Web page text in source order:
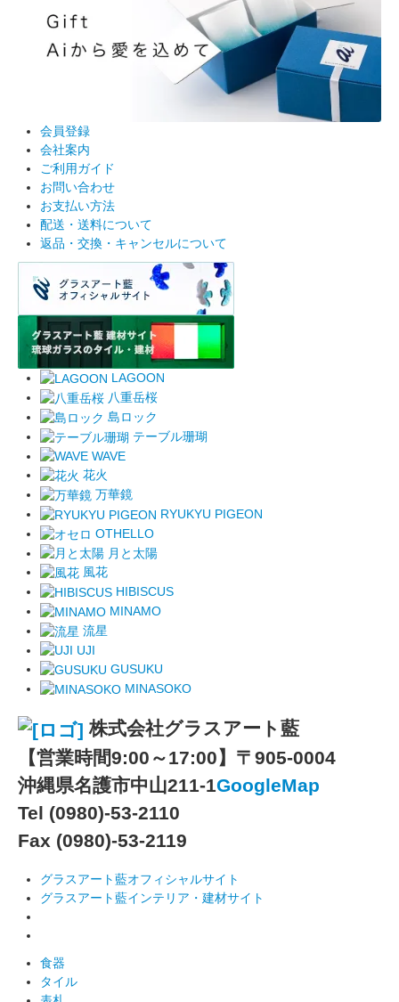
会員登録
会社案内
ご利用ガイド
お問い合わせ
お支払い方法
配送・送料について
返品・交換・キャンセルについて
LAGOON
八重岳桜
島ロック
テーブル珊瑚
WAVE
花火
万華鏡
RYUKYU PIGEON
OTHELLO
月と太陽
風花
HIBISCUS
MINAMO
流星
UJI
GUSUKU
MINASOKO
株式会社グラスアート藍
【営業時間9:00～17:00】 〒905-0004
沖縄県名護市中山211-1GoogleMap
Tel (0980)-53-2110
Fax (0980)-53-2119
グラスアート藍オフィシャルサイト
グラスアート藍インテリア・建材サイト
食器
タイル